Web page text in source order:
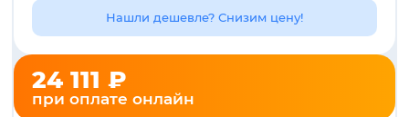
Нашли дешевле? Снизим цену!
24 111 ₽
при оплате онлайн